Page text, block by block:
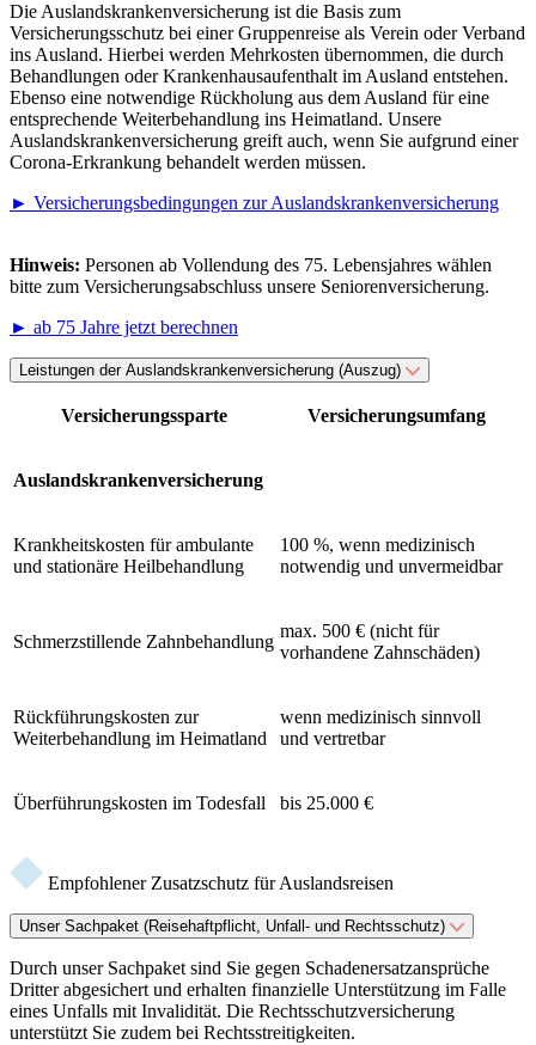
Die Auslandskrankenversicherung ist die Basis zum
Versicherungsschutz bei einer Gruppenreise als Verein oder Verband
ins Ausland. Hierbei werden Mehrkosten übernommen, die durch
Behandlungen oder Krankenhausaufenthalt im Ausland entstehen.
Ebenso eine notwendige Rückholung aus dem Ausland für eine
entsprechende Weiterbehandlung ins Heimatland. Unsere
Auslandskrankenversicherung greift auch, wenn Sie aufgrund einer
Corona-Erkrankung behandelt werden müssen.
► Versicherungsbedingungen zur Auslandskrankenversicherung
Hinweis: Personen ab Vollendung des 75. Lebensjahres wählen
bitte zum Versicherungsabschluss unsere Seniorenversicherung.
► ab 75 Jahre jetzt berechnen
Leistungen der Auslandskrankenversicherung (Auszug)
Versicherungssparte Versicherungsumfang
Auslandskrankenversicherung
Krankheitskosten für ambulante
und stationäre Heilbehandlung
100 %, wenn medizinisch
notwendig und unvermeidbar
Schmerzstillende Zahnbehandlung
max. 500 € (nicht für
vorhandene Zahnschäden)
Rückführungskosten zur
Weiterbehandlung im Heimatland
wenn medizinisch sinnvoll
und vertretbar
Überführungskosten im Todesfall bis 25.000 €
Empfohlener Zusatzschutz für Auslandsreisen
Unser Sachpaket (Reisehaftpflicht, Unfall- und Rechtsschutz)
Durch unser Sachpaket sind Sie gegen Schadenersatzansprüche
Dritter abgesichert und erhalten finanzielle Unterstützung im Falle
eines Unfalls mit Invalidität. Die Rechtsschutzversicherung
unterstützt Sie zudem bei Rechtsstreitigkeiten.